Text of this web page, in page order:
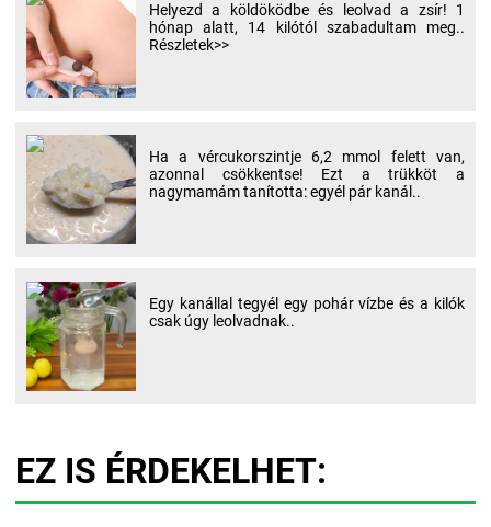
Helyezd a köldöködbe és leolvad a zsír! 1
hónap alatt, 14 kilótól szabadultam meg..
Részletek>>
Ha a vércukorszintje 6,2 mmol felett van,
azonnal csökkentse! Ezt a trükköt a
nagymamám tanította: egyél pár kanál..
Egy kanállal tegyél egy pohár vízbe és a kilók
csak úgy leolvadnak..
EZ IS ÉRDEKELHET: